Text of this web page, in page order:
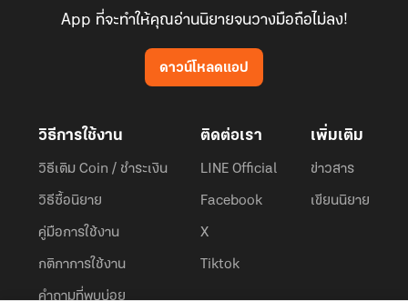
App ที่จะทำให้คุณอ่านนิยายจนวางมือถือไม่ลง!
ดาวน์โหลดแอป
วิธีการใช้งาน
วิธีเติม Coin / ชำระเงิน
วิธีซื้อนิยาย
คู่มือการใช้งาน
กติกาการใช้งาน
คำถามที่พบบ่อย
ติดต่อเรา
LINE Official
Facebook
X
Tiktok
เพิ่มเติม
ข่าวสาร
เขียนนิยาย